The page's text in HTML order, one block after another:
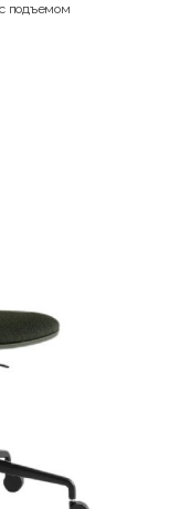
подъемом